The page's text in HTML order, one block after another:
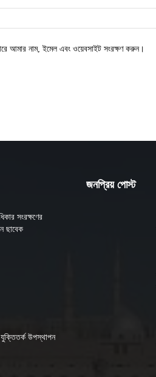
আমার নাম, ইমেল এবং ওয়েবসাইট সংরক্ষণ করুন।
সংরক্ষণের
ছাবেক
যুক্তিতর্ক উপস্থাপন
জনপ্রিয় পোস্ট